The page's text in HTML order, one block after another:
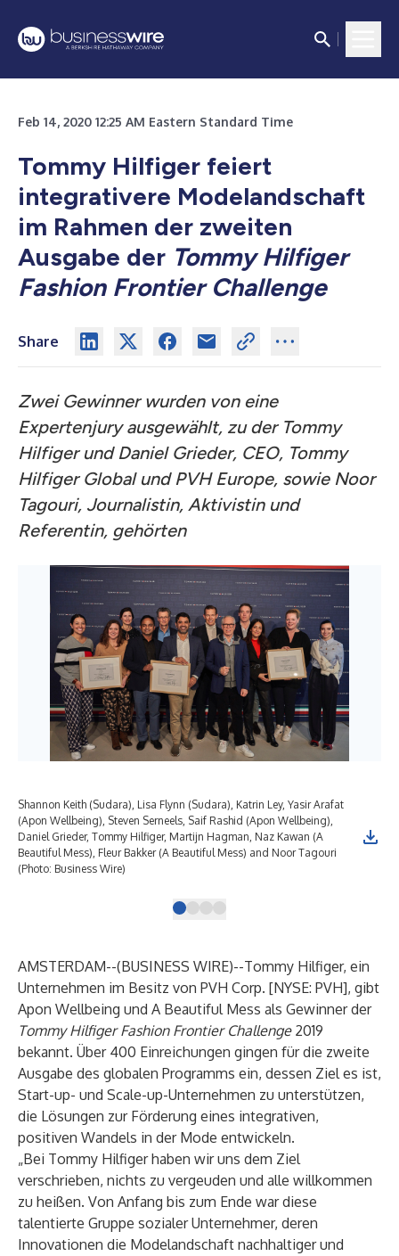
Feb 14, 2020 12:25 AM Eastern Standard Time
Tommy Hilfiger feiert
integrativere Modelandschaft
im Rahmen der zweiten
Ausgabe der Tommy Hilfiger
Fashion Frontier Challenge
Share
Zwei Gewinner wurden von eine
Expertenjury ausgewählt, zu der Tommy
Hilfiger und Daniel Grieder, CEO, Tommy
Hilfiger Global und PVH Europe, sowie Noor
Tagouri, Journalistin, Aktivistin und
Referentin, gehörten
Shannon Keith (Sudara), Lisa Flynn (Sudara), Katrin Ley, Yasir Arafat
(Apon Wellbeing), Steven Serneels, Saif Rashid (Apon Wellbeing),
Daniel Grieder, Tommy Hilfiger, Martijn Hagman, Naz Kawan (A
Beautiful Mess), Fleur Bakker (A Beautiful Mess) and Noor Tagouri
(Photo: Business Wire)
AMSTERDAM--(BUSINESS WIRE)--Tommy Hilfiger, ein
Unternehmen im Besitz von PVH Corp. [NYSE: PVH], gibt
Apon Wellbeing und A Beautiful Mess als Gewinner der
Tommy Hilfiger Fashion Frontier Challenge2019
bekannt. Über 400 Einreichungen gingen für die zweite
Ausgabe des globalen Programms ein, dessen Ziel es ist,
Start-up- und Scale-up-Unternehmen zu unterstützen,
die Lösungen zur Förderung eines integrativen,
positiven Wandels in der Mode entwickeln.
„Bei Tommy Hilfiger haben wir uns dem Ziel
verschrieben, nichts zu vergeuden und alle willkommen
zu heißen. Von Anfang bis zum Ende war diese
talentierte Gruppe sozialer Unternehmer, deren
Innovationen die Modelandschaft nachhaltiger und